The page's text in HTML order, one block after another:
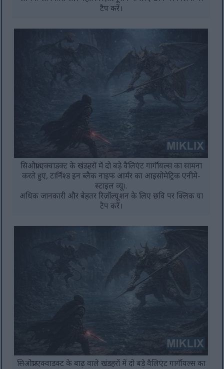
टैप करें।
सिओफ्रा एक्वाडक्ट के खंडहरों में दो बड़े वैलिएंट गार्गॉयल्स का सामना
करते हुए, टार्निश्ड इन ब्लैक नाइफ आर्मर का आइसोमेट्रिक एनीमे-
स्टाइल व्यू।.
अधिक जानकारी और बेहतर रिज़ॉल्यूशन के लिए छवि पर क्लिक या
टैप करें।
सिओफ्रा एक्वाडक्ट के बाढ़ वाले खंडहरों में दो बड़े वैलिएंट गार्गॉयल्स का